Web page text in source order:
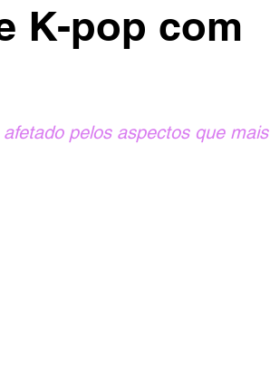
K-pop com
pelos aspectos que mais